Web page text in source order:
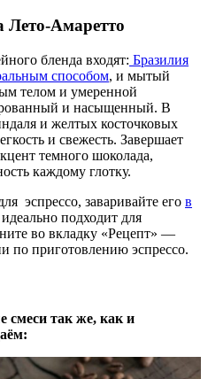
Амаретто
бленда входят: Бразилия
способом, и мытый
телом и умеренной
и насыщенный. В
и желтых косточковых
и свежесть. Завершает
темного шоколада,
каждому глотку.
эспрессо, заваривайте его в
идеально подходит для
во вкладку «Рецепт» —
по приготовлению эспрессо.
так же, как и